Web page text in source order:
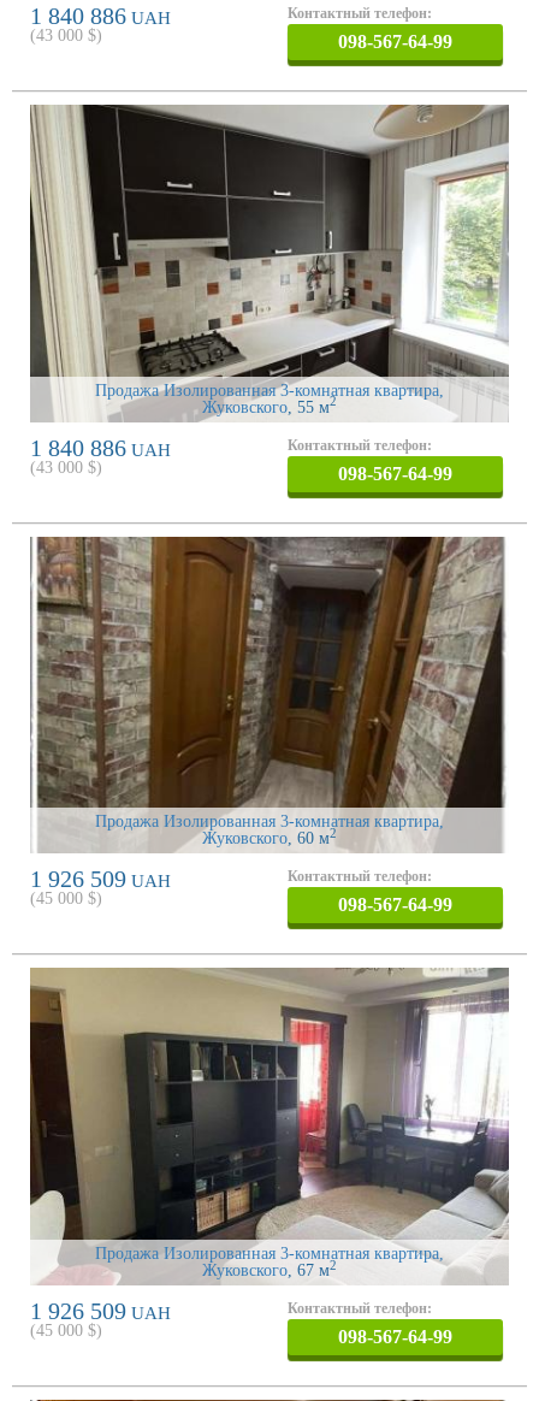
1 840 886 UAH
(43 000 $)
Контактный телефон:
098-567-64-99
Продажа Изолированная 3-комнатная квартира,
Жуковского , 55 м2
1 840 886 UAH
(43 000 $)
Контактный телефон:
098-567-64-99
Продажа Изолированная 3-комнатная квартира,
Жуковского, 60 м2
1 926 509 UAH
(45 000 $)
Контактный телефон:
098-567-64-99
Продажа Изолированная 3-комнатная квартира,
Жуковского, 67 м2
1 926 509 UAH
(45 000 $)
Контактный телефон:
098-567-64-99